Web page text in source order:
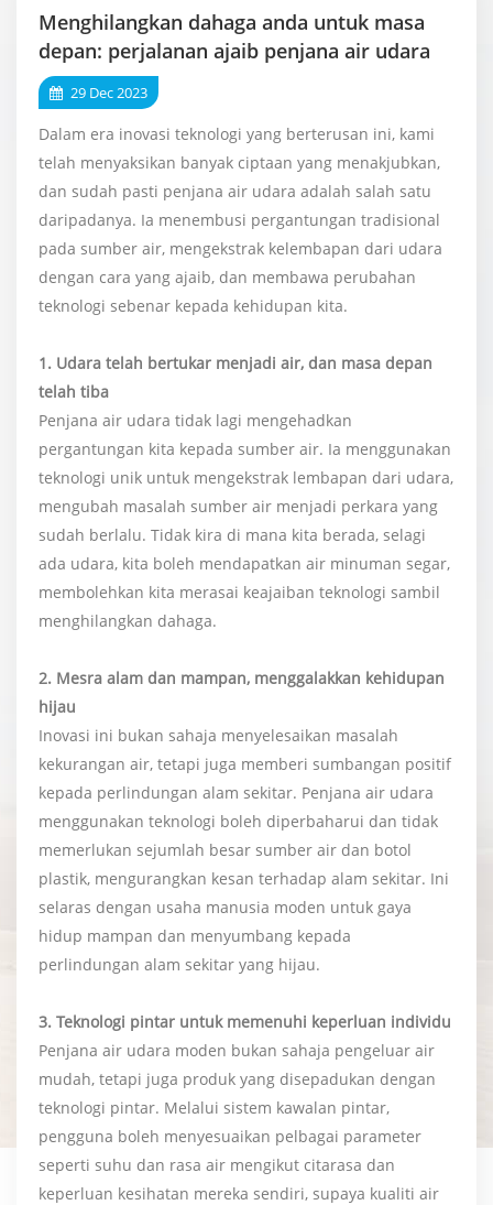
Menghilangkan dahaga anda untuk masa
depan: perjalanan ajaib penjana air udara
29 Dec 2023
Dalam era inovasi teknologi yang berterusan ini, kami
telah menyaksikan banyak ciptaan yang menakjubkan,
dan sudah pasti penjana air udara adalah salah satu
daripadanya. Ia menembusi pergantungan tradisional
pada sumber air, mengekstrak kelembapan dari udara
dengan cara yang ajaib, dan membawa perubahan
teknologi sebenar kepada kehidupan kita.
1. Udara telah bertukar menjadi air, dan masa depan
telah tiba
Penjana air udara tidak lagi mengehadkan
pergantungan kita kepada sumber air. Ia menggunakan
teknologi unik untuk mengekstrak lembapan dari udara,
mengubah masalah sumber air menjadi perkara yang
sudah berlalu. Tidak kira di mana kita berada, selagi
ada udara, kita boleh mendapatkan air minuman segar,
membolehkan kita merasai keajaiban teknologi sambil
menghilangkan dahaga.
2. Mesra alam dan mampan, menggalakkan kehidupan
hijau
Inovasi ini bukan sahaja menyelesaikan masalah
kekurangan air, tetapi juga memberi sumbangan positif
kepada perlindungan alam sekitar. Penjana air udara
menggunakan teknologi boleh diperbaharui dan tidak
memerlukan sejumlah besar sumber air dan botol
plastik, mengurangkan kesan terhadap alam sekitar. Ini
selaras dengan usaha manusia moden untuk gaya
hidup mampan dan menyumbang kepada
perlindungan alam sekitar yang hijau.
3. Teknologi pintar untuk memenuhi keperluan individu
Penjana air udara moden bukan sahaja pengeluar air
mudah, tetapi juga produk yang disepadukan dengan
teknologi pintar. Melalui sistem kawalan pintar,
pengguna boleh menyesuaikan pelbagai parameter
seperti suhu dan rasa air mengikut citarasa dan
keperluan kesihatan mereka sendiri, supaya kualiti air